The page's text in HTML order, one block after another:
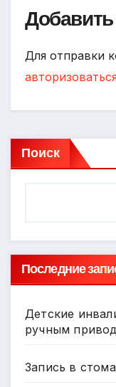
Для отправки
Поиск
Последние
Детские
ручным
Запись в